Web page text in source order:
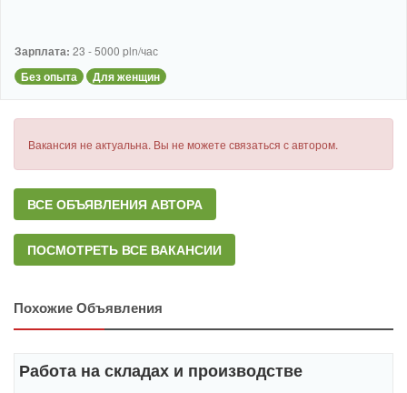
Зарплата: 23 - 5000 pln/час
Без опыта Для женщин
Вакансия не актуальна. Вы не можете связаться с автором.
ВСЕ ОБЪЯВЛЕНИЯ АВТОРА
ПОСМОТРЕТЬ ВСЕ ВАКАНСИИ
Похожие Объявления
Работа на складах и производстве